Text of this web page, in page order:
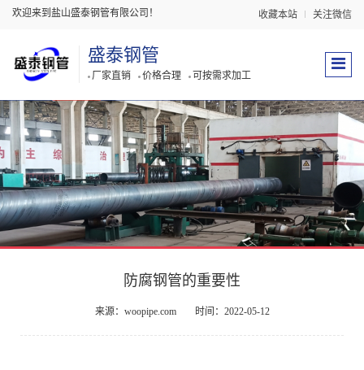
欢迎来到盐山盛泰钢管有限公司！ 收藏本站 关注微信
盛泰钢管
厂家直销 价格合理 可按需求加工
防腐钢管的重要性
来源：woopipe.com 时间：2022-05-12